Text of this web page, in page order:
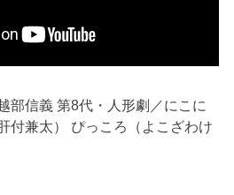
部信義 第8代・人形劇／にこに
付兼太） ぴっころ（よこざわけ